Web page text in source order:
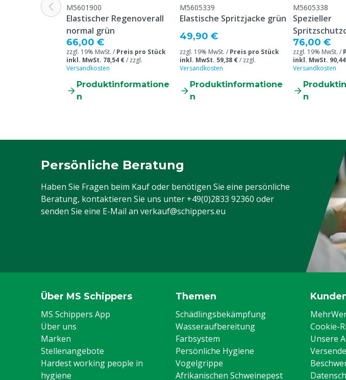
M5601900
Elastischer Regenoverall
normal grün
66,00 €
zzgl. 19% MwSt. / Preis pro Stück
inkl. MwSt. 78,54 €/ zzgl.
Versandkosten
Produktinformatione
n
M5605339
Elastische Spritzjacke grün
49,90 €
zzgl. 19% MwSt. / Preis pro Stück
inkl. MwSt. 59,38 €/ zzgl.
Versandkosten
Produktinformatione
n
M5605338
Spezieller
76,00 €
zzgl. 19% MwSt. /
inkl. MwSt.
Versandkosten
n
Persönliche Beratung
Haben Sie Fragen beim Kauf oder benötigen Sie eine persönliche
Beratung, kontaktieren Sie uns unter +49(0)2833 92360 oder
senden Sie eine E-Mail an verkauf@schippers.eu
Über MS Schippers
MS Schippers App
Über uns
Marken
Stellenangebote
Hardest working people in
hygiene
Themen
Schädlingsbekämpfung
Wasseraufbereitung
Farbsystem
Persönliche Hygiene
Vogelgrippe
Afrikanischen Schweinepest
Cookie-
Unsere